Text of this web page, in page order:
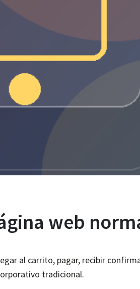
web
al carrito, pagar, recibir
tradicional.